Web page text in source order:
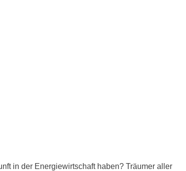
in der Energiewirtschaft haben? Träumer aller